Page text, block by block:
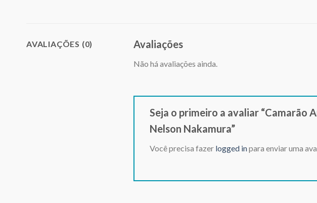
AVALIAÇÕES (0) Avaliações
Não há avaliações ainda.
Seja o primeiro a avaliar “Camarão
Nelson Nakamura”
Você precisa fazer logged inpara enviar uma